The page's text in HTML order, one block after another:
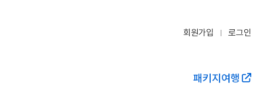
회원가입 로그인
패키지여행